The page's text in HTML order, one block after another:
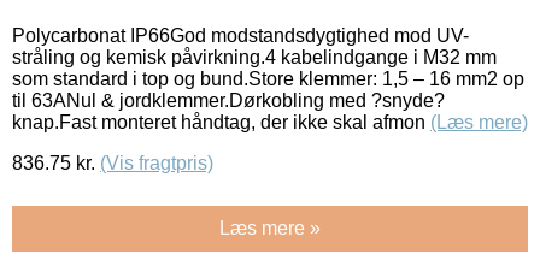
Polycarbonat IP66God modstandsdygtighed mod UV-
stråling og kemisk påvirkning.4 kabelindgange i M32 mm
som standard i top og bund.Store klemmer: 1,5 – 16 mm2 op
til 63ANul & jordklemmer.Dørkobling med ?snyde?
knap.Fast monteret håndtag, der ikke skal afmon (Læs mere)
836.75 kr. (Vis fragtpris)
Læs mere »